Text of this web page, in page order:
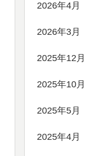
2026年4月
2026年3月
2025年12月
2025年10月
2025年5月
2025年4月